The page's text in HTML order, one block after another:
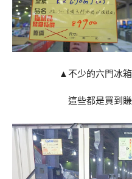
▲不少的六門冰
這些都是買到